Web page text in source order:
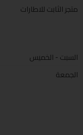
متجر الثابت للاطارات
السبت - الخميس
الجمعة